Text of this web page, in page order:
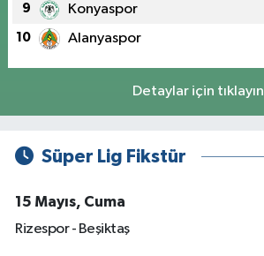
9 Konyaspor
10 Alanyaspor
Detaylar için tıklayın
Süper Lig Fikstür
15 Mayıs, Cuma
Rizespor - Beşiktaş